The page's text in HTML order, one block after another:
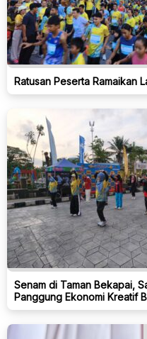
Ratusan Peserta Ramaikan
Senam di Taman Bekapai,
Panggung Ekonomi Kreatif